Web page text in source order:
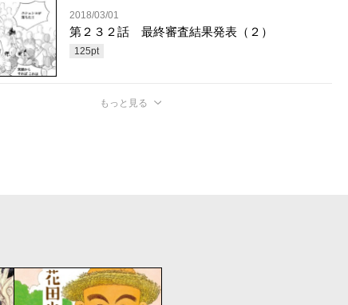
2018/03/01
第２３２話 最終審査結果発表（２）
125pt
もっと見る